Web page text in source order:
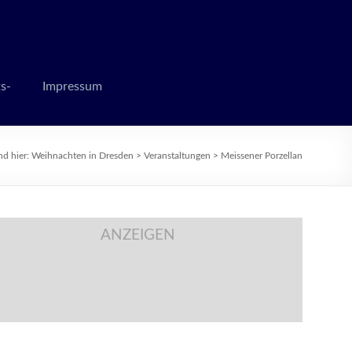
Impressum
hier: Weihnachten in Dresden > Veranstaltungen > Meissener Porzellan
ANZEIGEN